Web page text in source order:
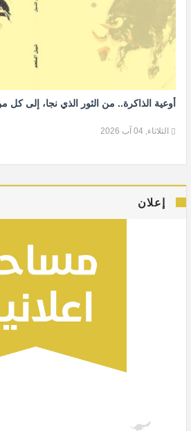
أوعية الذاكرة.. من الثور الذي نجا، إلى كل
الثلاثاء, 04 آب 2026
إعلان